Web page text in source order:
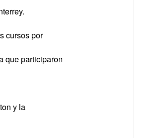
cursos por
que participaron
y la